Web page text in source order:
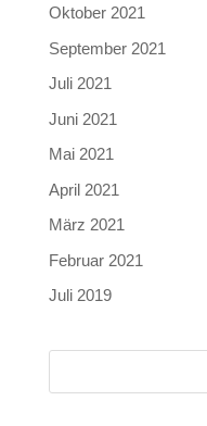
Oktober 2021
September 2021
Juli 2021
Juni 2021
Mai 2021
April 2021
März 2021
Februar 2021
Juli 2019